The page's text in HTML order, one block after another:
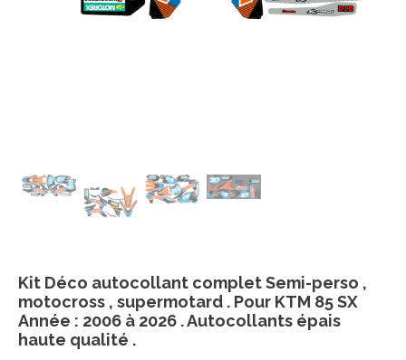
Kit Déco autocollant complet Semi-perso ,
motocross , supermotard . Pour KTM 85 SX
Année : 2006 à 2026 . Autocollants épais
haute qualité .